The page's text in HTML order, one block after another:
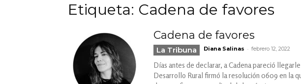
Etiqueta: Cadena de favores
Cadena de favores
La Tribuna Diana Salinas - febrero 12, 2022
Días antes de declarar, a Cadena pareció
Desarrollo Rural firmó la resolución 0609 en la